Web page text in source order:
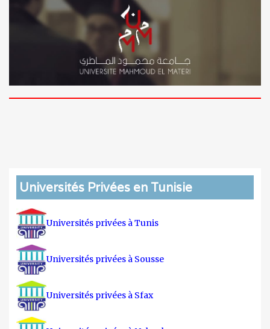
Universités Privées en Tunisie
Universités privées à Tunis
Universités privées à Sousse
Universités privées à Sfax